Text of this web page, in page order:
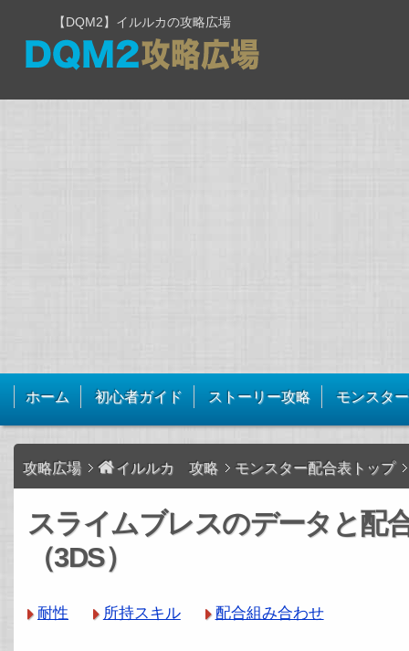
【DQM2】イルルカの攻略広場
ホーム 初心者ガイド ストーリー攻略 モンスタ
攻略広場 イルルカ 攻略 モンスター配合表トップ
スライムブレスのデータと
（3DS）
耐性 所持スキル 配合組み合わせ